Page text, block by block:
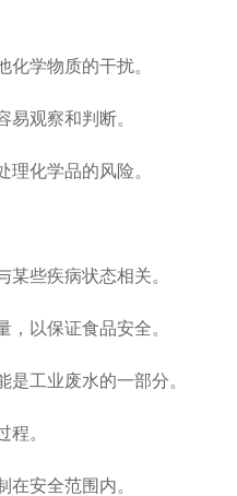
学物质的干扰。
观察和判断。
化学品的风险。
些疾病状态相关。
以保证食品安全。
工业废水的一部分。
。
安全范围内。